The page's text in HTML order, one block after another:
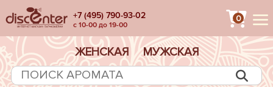
+7 (495) 790-93-02
с 10-00 до 19-00
0
ЖЕНСКАЯ МУЖСКАЯ